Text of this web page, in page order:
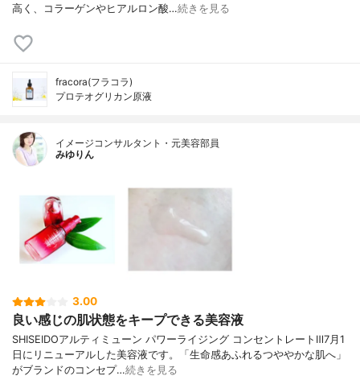
高く、コラーゲンやヒアルロン酸…続きを見る
fracora(フラコラ)
プロテオグリカン原液
イメージコンサルタント・元美容部員
みゆりん
3.00
良い感じの肌状態をキープできる美容液
SHISEIDOアルティミューン パワーライジング コンセントレートⅢ7月1
日にリニューアルした美容液です。「生命感あふれるつややかな肌へ」
がブランドのコンセプ…続きを見る